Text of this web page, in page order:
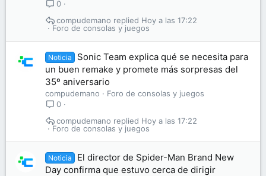
0
Foro de consolas y juegos
Hoy a las 17:22
compudemano
Noticia
Sonic Team explica qué se necesita para
un buen remake y promete más sorpresas del
35º aniversario
compudemano
Foro de consolas y juegos
0
Foro de consolas y juegos
Hoy a las 17:22
compudemano
Noticia
El director de Spider-Man Brand New
Day confirma que estuvo cerca de dirigir